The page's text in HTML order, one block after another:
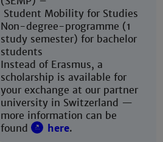
Student Mobility for Studies
Non-degree-programme (1
study semester) for bachelor
students
Instead of Erasmus, a
scholarship is available for
your exchange at our partner
university in Switzerland —
more information can be
found
here.